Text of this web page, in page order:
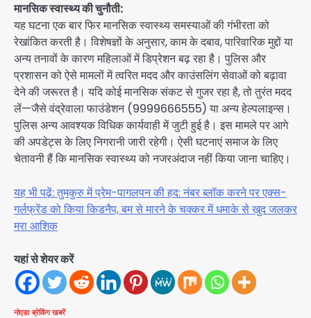
मानसिक स्वास्थ्य की चुनौती:
यह घटना एक बार फिर मानसिक स्वास्थ्य समस्याओं की गंभीरता को
रेखांकित करती है। विशेषज्ञों के अनुसार, काम के दबाव, पारिवारिक मुद्दों या
अन्य तनावों के कारण महिलाओं में डिप्रेशन बढ़ रहा है। पुलिस और
प्रशासन को ऐसे मामलों में त्वरित मदद और काउंसलिंग सेवाओं को बढ़ावा
देने की जरूरत है। यदि कोई मानसिक संकट से गुजर रहा है, तो तुरंत मदद
लें—जैसे वंद्रेवाला फाउंडेशन (9999666555) या अन्य हेल्पलाइन्स।
पुलिस अन्य आवश्यक विधिक कार्यवाही में जुटी हुई है। इस मामले पर आगे
की अपडेट्स के लिए निगरानी जारी रहेगी। ऐसी घटनाएं समाज के लिए
चेतावनी हैं कि मानसिक स्वास्थ्य को नजरअंदाज नहीं किया जाना चाहिए।
यह भी पढ़ें: तुमकुरु में प्रेम-पागलपन की हद: नंबर ब्लॉक करने पर एक्स-
गर्लफ्रेंड को किया किडनैप, बम से मारने के चक्कर में धमाके से खुद जलकर
मरा आशिक
यहां से शेयर करें
नोएडा ब्रेकिंग खबरें